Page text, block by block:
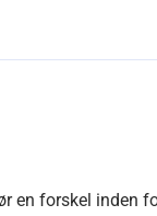
en forskel inden